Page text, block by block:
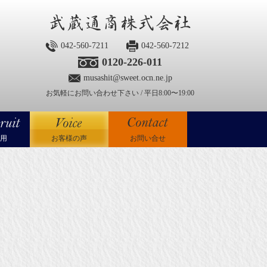
042-560-7211 042-560-7212
0120-226-011
musashit@sweet.ocn.ne.jp
お気軽にお問い合わせ下さい / 平日8:00〜19:00
お客様の声 お問い合せ